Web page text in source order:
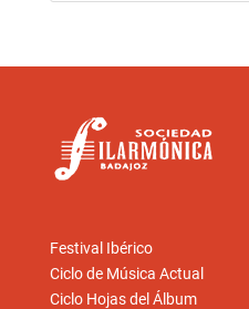
Festival Ibérico
Ciclo de Música Actual
Ciclo Hojas del Álbum